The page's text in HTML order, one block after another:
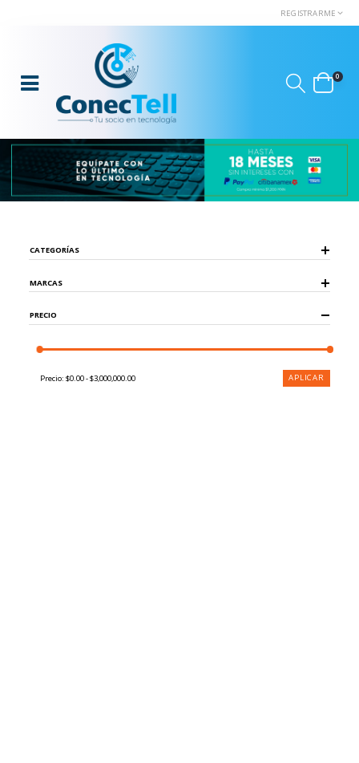
REGISTRARME
0
CATEGORÍAS
MARCAS
PRECIO
Precio: $0.00 - $3,000,000.00 APLICAR